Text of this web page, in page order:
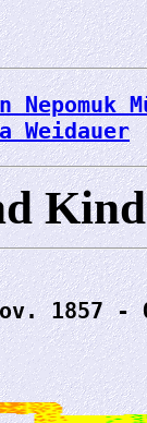
Nepomuk
Weidauer
1857 -